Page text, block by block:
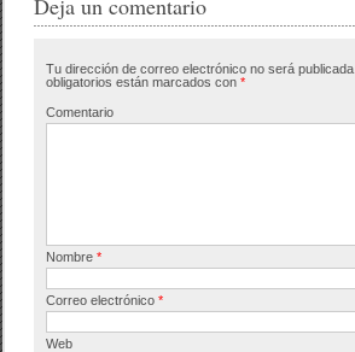
o
o
tir
Tu dirección de correo electrónico no será publicada.
obligatorios están marcados con*
Comentario
Nombre*
Correo electrónico*
Web